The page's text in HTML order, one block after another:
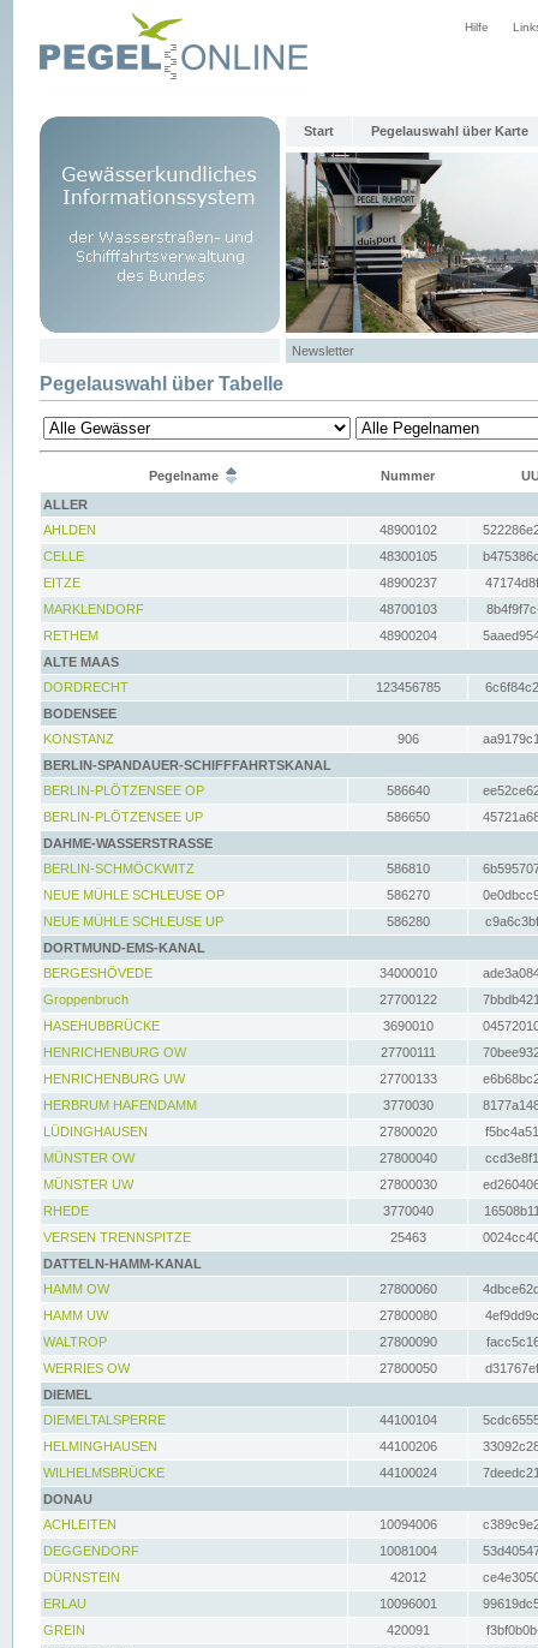
Hilfe
Start Pegelauswahl über Karte
Newsletter
Pegelauswahl über Tabelle
Pegelname Nummer
ALLER
AHLDEN
48900102
CELLE
48300105
EITZE
48900237
MARKLENDORF
48700103
RETHEM
48900204
ALTE MAAS
DORDRECHT
123456785
BODENSEE
KONSTANZ
906
BERLIN-SPANDAUER-SCHIFFFAHRTSKANAL
BERLIN-PLÖTZENSEE OP
586640
BERLIN-PLÖTZENSEE UP
586650
DAHME-WASSERSTRASSE
BERLIN-SCHMÖCKWITZ
586810
NEUE MÜHLE SCHLEUSE OP
586270
NEUE MÜHLE SCHLEUSE UP
586280
DORTMUND-EMS-KANAL
BERGESHÖVEDE
34000010
Groppenbruch
27700122
HASEHUBBRÜCKE
3690010
HENRICHENBURG OW
27700111
HENRICHENBURG UW
27700133
HERBRUM HAFENDAMM
3770030
LÜDINGHAUSEN
27800020
MÜNSTER OW
27800040
MÜNSTER UW
27800030
RHEDE
3770040
VERSEN TRENNSPITZE
25463
DATTELN-HAMM-KANAL
HAMM OW
27800060
HAMM UW
27800080
WALTROP
27800090
WERRIES OW
27800050
DIEMEL
DIEMELTALSPERRE
44100104
HELMINGHAUSEN
44100206
WILHELMSBRÜCKE
44100024
DONAU
ACHLEITEN
10094006
DEGGENDORF
10081004
DÜRNSTEIN
42012
ERLAU
10096001
GREIN
420091